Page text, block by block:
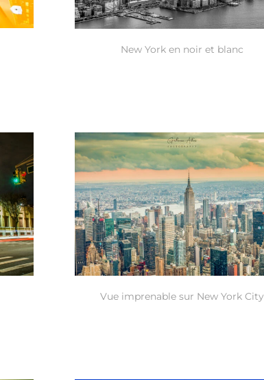
New York en noir et blanc
Vue imprenable sur New York City